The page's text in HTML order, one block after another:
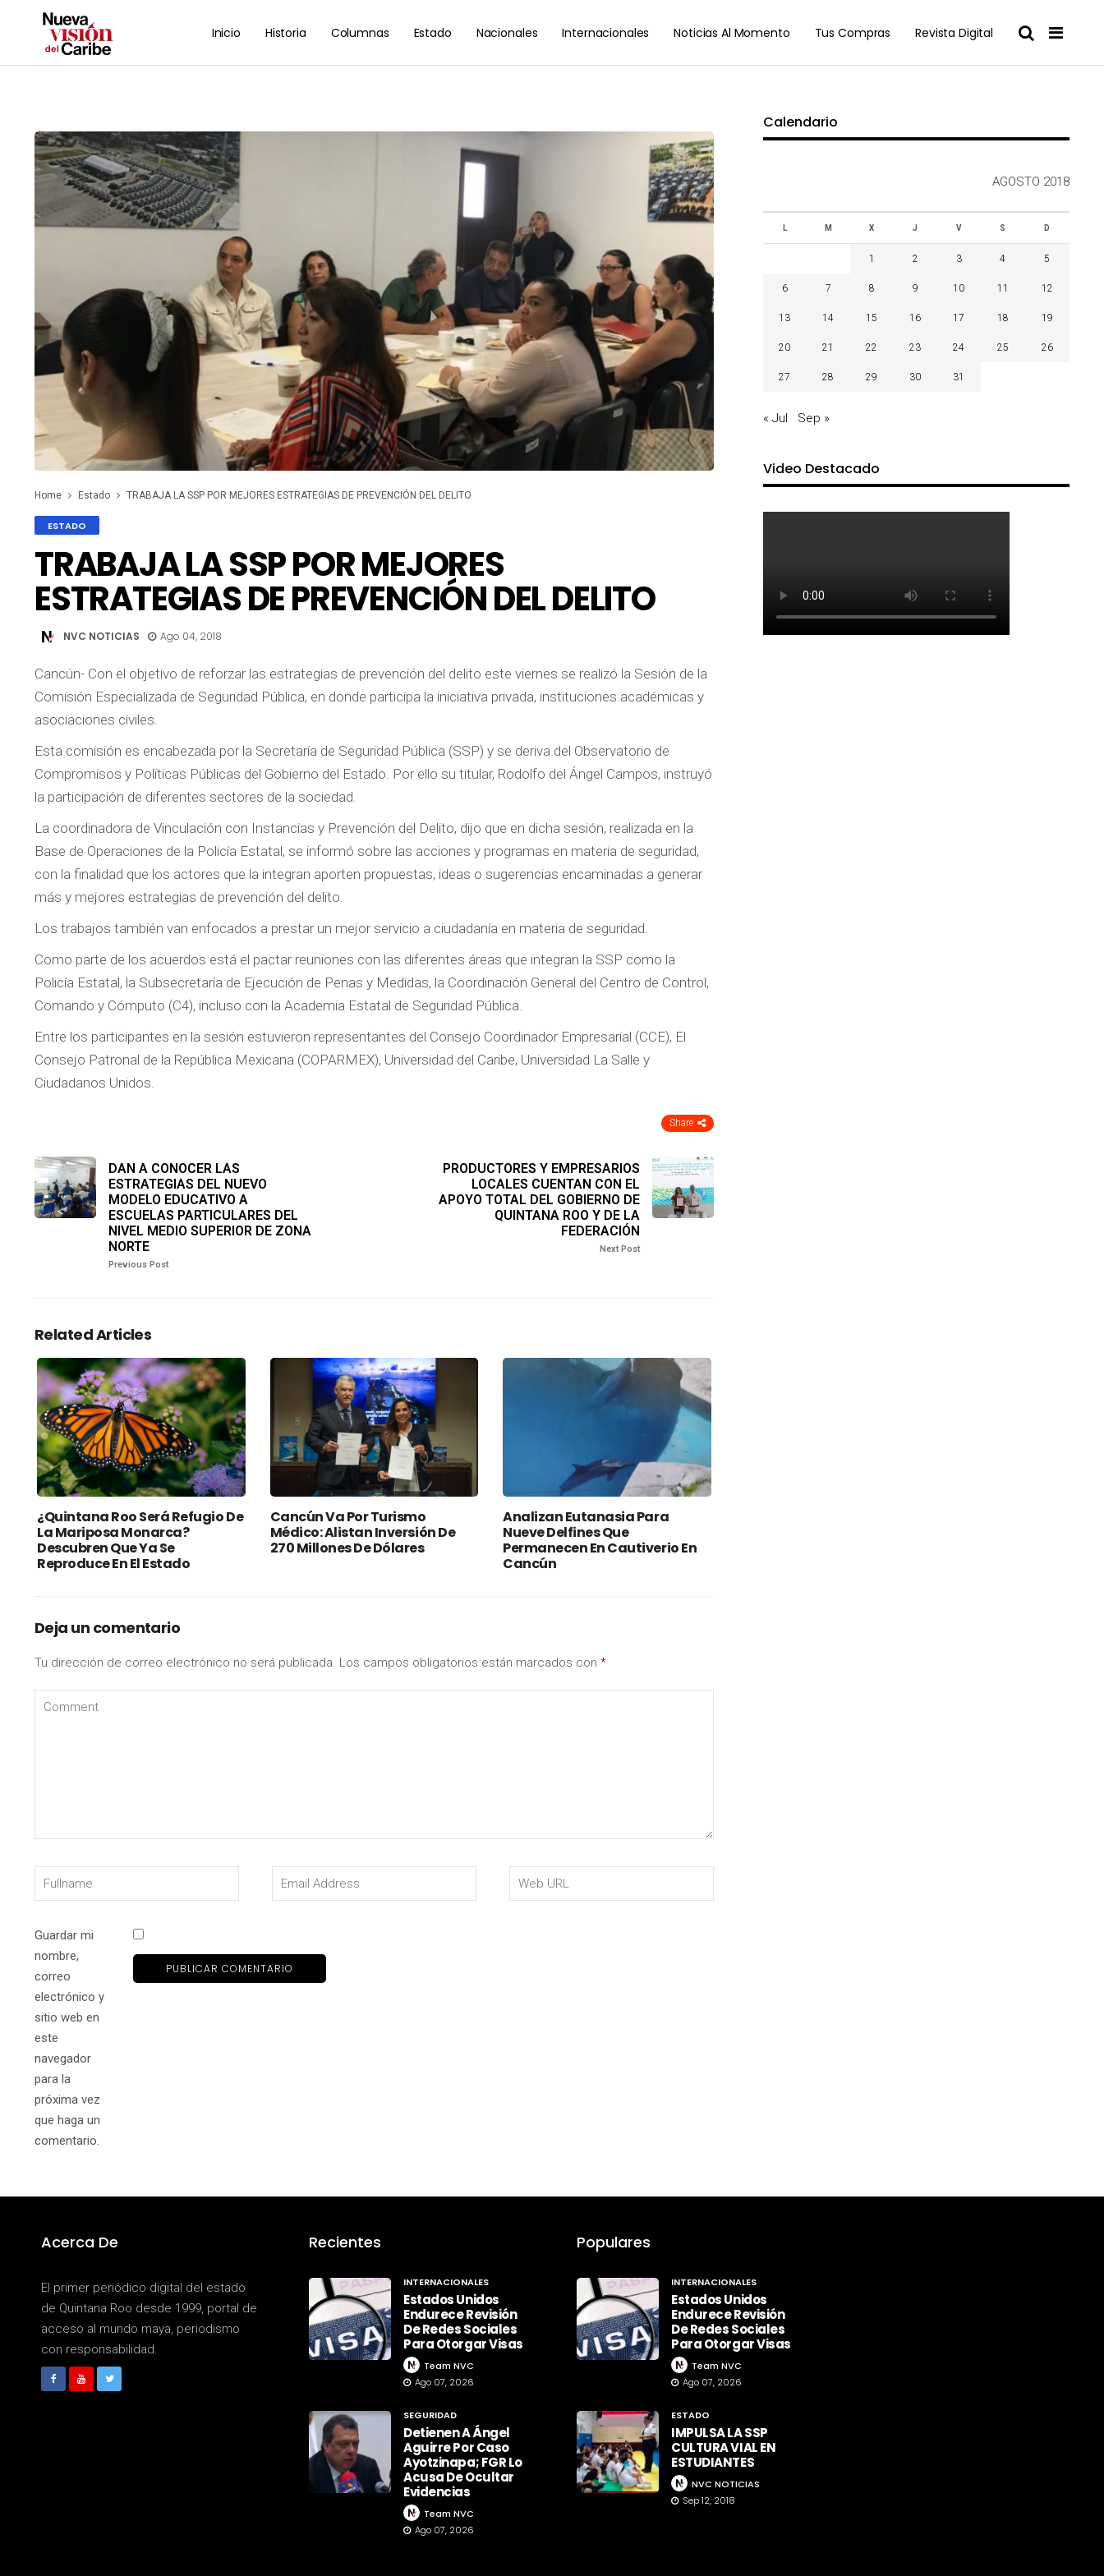
Inicio Historia Columnas Estado Nacionales Internacionales Noticias Al Momento Tus Compras Revista Digital
Home Estado TRABAJA LA SSP POR MEJORES ESTRATEGIAS DE PREVENCIÓN DEL DELITO
ESTADO
TRABAJA LA SSP POR MEJORES
ESTRATEGIAS DE PREVENCIÓN DEL DELITO
NVC NOTICIAS Ago 04, 2018
Cancún- Con el objetivo de reforzar las estrategias de prevención del delito este viernes se realizó la Sesión de la
Comisión Especializada de Seguridad Pública, en donde participa la iniciativa privada, instituciones académicas y
asociaciones civiles.
Esta comisión es encabezada por la Secretaría de Seguridad Pública (SSP) y se deriva del Observatorio de
Compromisos y Políticas Públicas del Gobierno del Estado. Por ello su titular, Rodolfo del Ángel Campos, instruyó
la participación de diferentes sectores de la sociedad.
La coordinadora de Vinculación con Instancias y Prevención del Delito, dijo que en dicha sesión, realizada en la
Base de Operaciones de la Policía Estatal, se informó sobre las acciones y programas en materia de seguridad,
con la finalidad que los actores que la integran aporten propuestas, ideas o sugerencias encaminadas a generar
más y mejores estrategias de prevención del delito.
Los trabajos también van enfocados a prestar un mejor servicio a ciudadanía en materia de seguridad.
Como parte de los acuerdos está el pactar reuniones con las diferentes áreas que integran la SSP como la
Policía Estatal, la Subsecretaría de Ejecución de Penas y Medidas, la Coordinación General del Centro de Control,
Comando y Cómputo (C4), incluso con la Academia Estatal de Seguridad Pública.
Entre los participantes en la sesión estuvieron representantes del Consejo Coordinador Empresarial (CCE), El
Consejo Patronal de la República Mexicana (COPARMEX), Universidad del Caribe, Universidad La Salle y
Ciudadanos Unidos.
Share
DAN A CONOCER LAS
ESTRATEGIAS DEL NUEVO
MODELO EDUCATIVO A
ESCUELAS PARTICULARES DEL
NIVEL MEDIO SUPERIOR DE ZONA
NORTE
Previous Post
PRODUCTORES Y EMPRESARIOS
LOCALES CUENTAN CON EL
APOYO TOTAL DEL GOBIERNO DE
QUINTANA ROO Y DE LA
FEDERACIÓN
Next Post
Related Articles
¿Quintana Roo Será Refugio De
La Mariposa Monarca?
Descubren Que Ya Se
Reproduce En El Estado
Cancún Va Por Turismo
Médico: Alistan Inversión De
270 Millones De Dólares
Analizan Eutanasia Para
Nueve Delfines Que
Permanecen En Cautiverio En
Cancún
Deja un comentario
Tu dirección de correo electrónico no será publicada. Los campos obligatorios están marcados con *
Guardar mi
nombre,
correo
electrónico y
sitio web en
este
navegador
para la
próxima vez
que haga un
comentario.
Calendario
AGOSTO 2018
L M X J V S D
1 2 3 4 5
6 7 8 9 10 11 12
13 14 15 16 17 18 19
20 21 22 23 24 25 26
27 28 29 30 31
« Jul Sep »
Video Destacado
Acerca De
El primer periódico digital del estado
de Quintana Roo desde 1999, portal de
acceso al mundo maya, periodismo
con responsabilidad.
Recientes
INTERNACIONALES
Estados Unidos
Endurece Revisión
De Redes Sociales
Para Otorgar Visas
Team NVC
Ago 07, 2026
SEGURIDAD
Detienen A Ángel
Aguirre Por Caso
Ayotzinapa; FGR Lo
Acusa De Ocultar
Evidencias
Team NVC
Ago 07, 2026
Populares
INTERNACIONALES
Estados Unidos
Endurece Revisión
De Redes Sociales
Para Otorgar Visas
Team NVC
Ago 07, 2026
ESTADO
IMPULSA LA SSP
CULTURA VIAL EN
ESTUDIANTES
NVC NOTICIAS
Sep 12, 2018